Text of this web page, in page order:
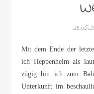
Mit dem Ende der letzten Etappe auf dem Burgensteig, habe
ich Heppenheim als
zügig bin ich zum
Unterkunft im